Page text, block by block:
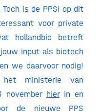
is de PPSi op dit
voor private
hollandbio betreft
input als biotech
we daarvoor nodig!
ministerie van
november hierin en
de nieuwe PPS